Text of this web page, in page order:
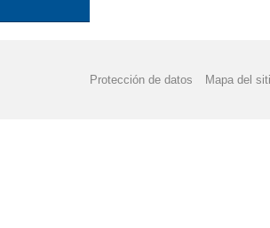
Protección de datos Mapa del